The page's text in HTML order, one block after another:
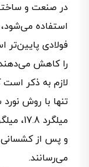
در صنعت و
استفاده
فولادی پایین‌تر
را کاهش
لازم به ذکر است
تنها با روش
و پس از کشسانی
می‌رسانند.